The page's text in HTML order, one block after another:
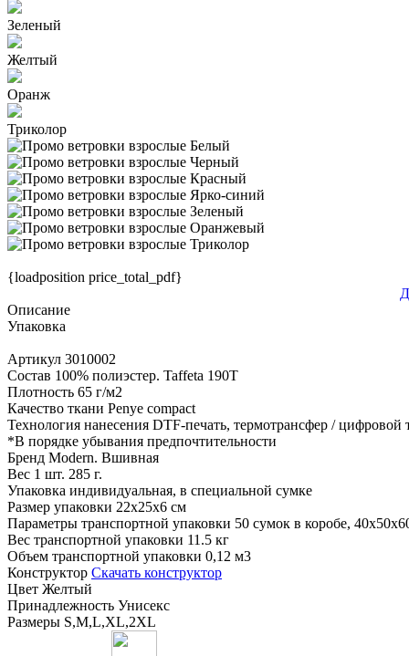
Зеленый
Желтый
Оранж
Триколор
{loadposition price_total_pdf}
Описание
Упаковка
Артикул 3010002
Состав 100% полиэстер. Taffeta 190T
Плотность 65 г/м2
Качество ткани Penye compact
Технология нанесения DTF-печать, термотрансфер / цифровой
*В порядке убывания предпочтительности
Бренд Modern. Вшивная
Вес 1 шт. 285 г.
Упаковка индивидуальная, в специальной сумке
Размер упаковки 22х25х6 см
Параметры транспортной упаковки 50 сумок в коробе,
Вес транспортной упаковки 11.5 кг
Объем транспортной упаковки 0,12 м3
Конструктор Скачать конструктор
Цвет Желтый
Принадлежность Унисекс
Размеры S,M,L,XL,2XL